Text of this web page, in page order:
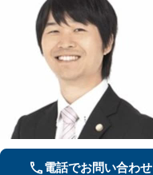
電話でお問い合わせ